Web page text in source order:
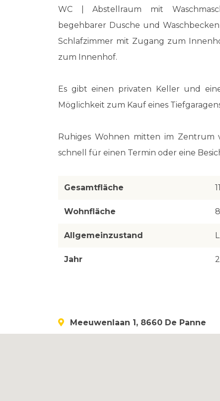
WC | Abstellraum mit
begehbarer Dusche und
Schlafzimmer mit Zugang zum
zum Innenhof.
Es gibt einen privaten Keller und
Möglichkeit zum Kauf eines
Ruhiges Wohnen mitten im Zentrum
schnell für einen Termin oder eine
Gesamtfläche
Wohnfläche
Allgemeinzustand
Jahr
Meeuwenlaan 1, 8660 De Panne